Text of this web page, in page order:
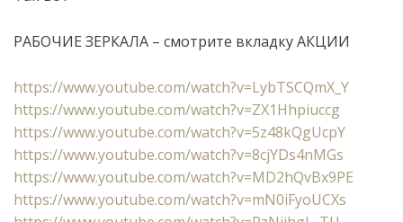
РАБОЧИЕ ЗЕРКАЛА – смотрите вкладку АКЦИИ
https://www.youtube.com/watch?v=LybTSCQmX_Y
https://www.youtube.com/watch?v=ZX1Hhpiuccg
https://www.youtube.com/watch?v=5z48kQgUcpY
https://www.youtube.com/watch?v=8cjYDs4nMGs
https://www.youtube.com/watch?v=MD2hQvBx9PE
https://www.youtube.com/watch?v=mN0iFyoUCXs